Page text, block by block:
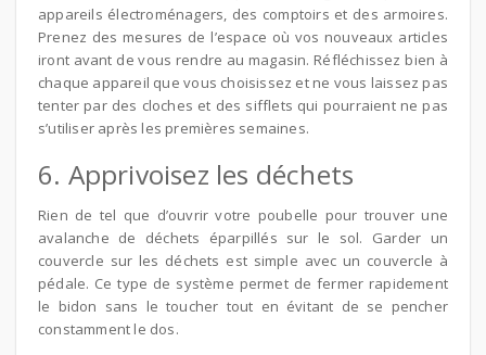
appareils électroménagers, des comptoirs et des armoires.
Prenez des mesures de l’espace où vos nouveaux articles
iront avant de vous rendre au magasin. Réfléchissez bien à
chaque appareil que vous choisissez et ne vous laissez pas
tenter par des cloches et des sifflets qui pourraient ne pas
s’utiliser après les premières semaines.
6. Apprivoisez les déchets
Rien de tel que d’ouvrir votre poubelle pour trouver une
avalanche de déchets éparpillés sur le sol. Garder un
couvercle sur les déchets est simple avec un couvercle à
pédale. Ce type de système permet de fermer rapidement
le bidon sans le toucher tout en évitant de se pencher
constamment le dos.